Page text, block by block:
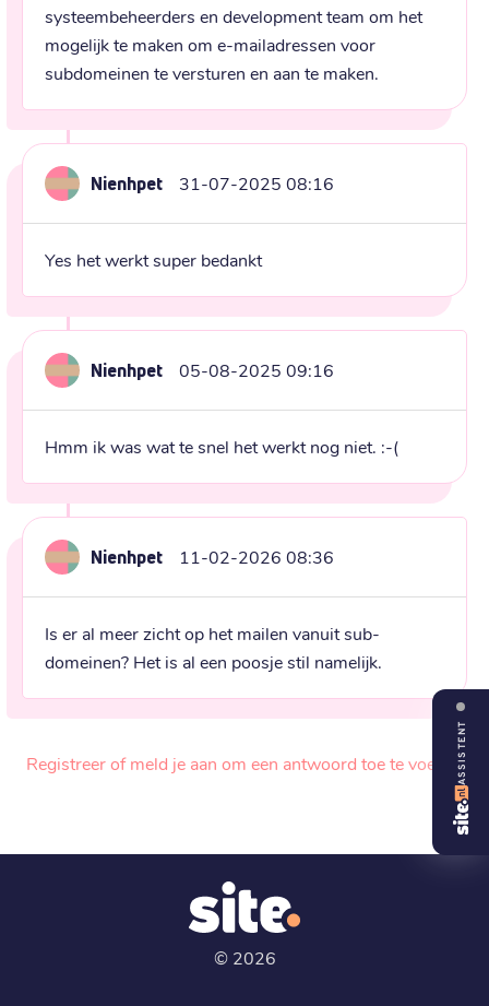
systeembeheerders en development team om het
mogelijk te maken om e-mailadressen voor
subdomeinen te versturen en aan te maken.
Nienhpet 31-07-2025 08:16
Yes het werkt super bedankt
Nienhpet 05-08-2025 09:16
Hmm ik was wat te snel het werkt nog niet. :-(
Nienhpet 11-02-2026 08:36
Is er al meer zicht op het mailen vanuit sub-
domeinen? Het is al een poosje stil namelijk.
Registreer of meld je aan om een antwoord toe te voegen
© 2026
ASSISTENT